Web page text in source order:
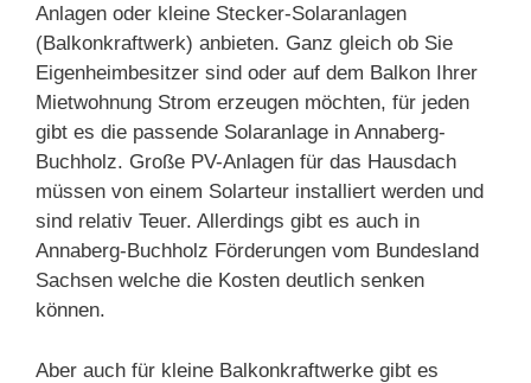
Anlagen oder kleine Stecker-Solaranlagen
(Balkonkraftwerk) anbieten. Ganz gleich ob Sie
Eigenheimbesitzer sind oder auf dem Balkon Ihrer
Mietwohnung Strom erzeugen möchten, für jeden
gibt es die passende Solaranlage in Annaberg-
Buchholz. Große PV-Anlagen für das Hausdach
müssen von einem Solarteur installiert werden und
sind relativ Teuer. Allerdings gibt es auch in
Annaberg-Buchholz Förderungen vom Bundesland
Sachsen welche die Kosten deutlich senken
können.
Aber auch für kleine Balkonkraftwerke gibt es